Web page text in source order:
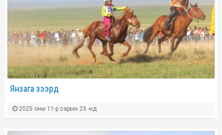
Янзага зээрд
2025 оны 11-р сарын 23 -нд